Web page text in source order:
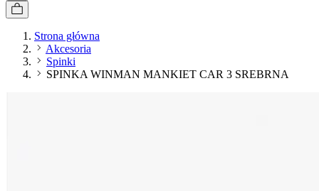
Strona główna
Akcesoria
Spinki
SPINKA WINMAN MANKIET CAR 3 SREBRNA